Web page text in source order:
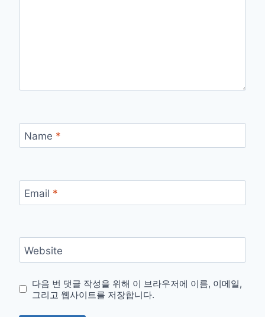
Name *
Email *
Website
다음 번 댓글 작성을 위해 이 브라우저에 이름, 이메일,
그리고 웹사이트를 저장합니다.